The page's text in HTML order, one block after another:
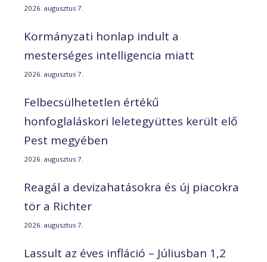
2026. augusztus 7.
Kormányzati honlap indult a
mesterséges intelligencia miatt
2026. augusztus 7.
Felbecsülhetetlen értékű
honfoglaláskori leletegyüttes került elő
Pest megyében
2026. augusztus 7.
Reagál a devizahatásokra és új piacokra
tör a Richter
2026. augusztus 7.
Lassult az éves infláció – Júliusban 1,2